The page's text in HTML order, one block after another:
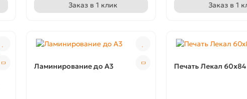
Заказ в 1 клик Заказ в 1
Ламинирование до А3 Печать Лекал